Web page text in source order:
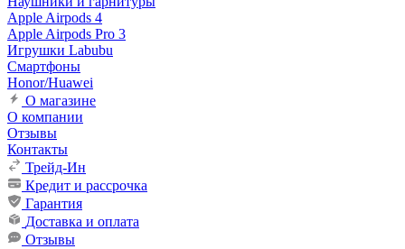
Apple Airpods 4
Apple Airpods Pro 3
Игрушки Labubu
Смартфоны
Honor/Huawei
О магазине
О компании
Отзывы
Контакты
Трейд-Ин
Кредит и рассрочка
Гарантия
Доставка и оплата
Отзывы